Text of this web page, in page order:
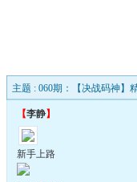
主题 : 060期：【决战码神】
【李静】
新手上路